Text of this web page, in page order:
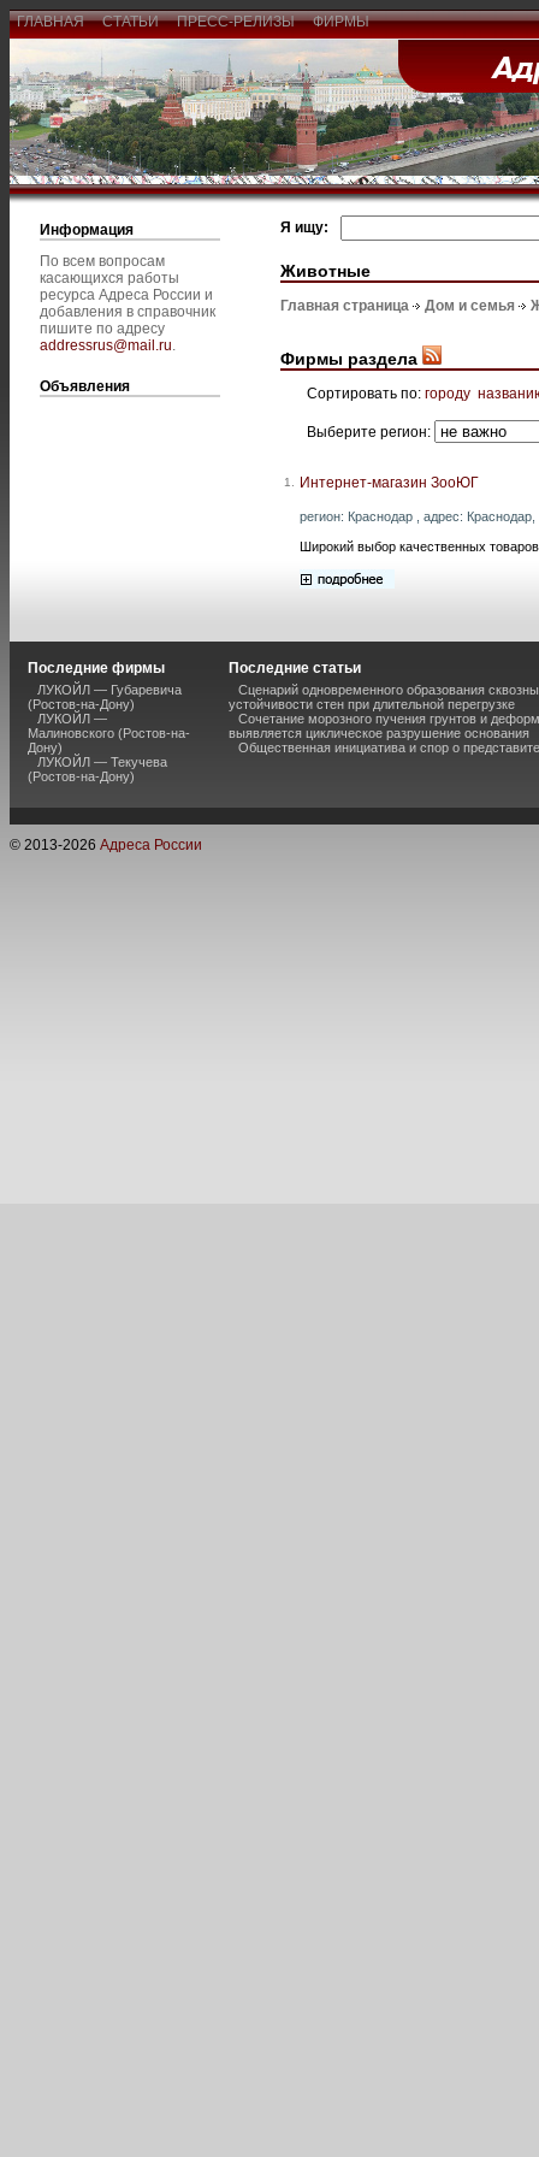
ГЛАВНАЯ СТАТЬИ ПРЕСС-РЕЛИЗЫ ФИРМЫ
Информация
По всем вопросам
касающихся работы
ресурса Адреса России и
добавления в справочник
пишите по адресу
addressrus@mail.ru.
Объявления
Я ищу:
Животные
Главная страница Дом и семья
Фирмы раздела
Сортировать по: городу
Выберите регион:
1. Интернет-магазин ЗооЮГ
регион: Краснодар , адрес:
Широкий выбор качественных
Последние фирмы
ЛУКОЙЛ — Губаревича
(Ростов-на-Дону)
ЛУКОЙЛ —
Малиновского (Ростов-на-
Дону)
ЛУКОЙЛ — Текучева
(Ростов-на-Дону)
Последние статьи
Сценарий одновременного образования
устойчивости стен при длительной перегрузке
Сочетание морозного пучения грунтов и
выявляется циклическое разрушение основания
Общественная инициатива и спор о
© 2013-2026 Адреса России